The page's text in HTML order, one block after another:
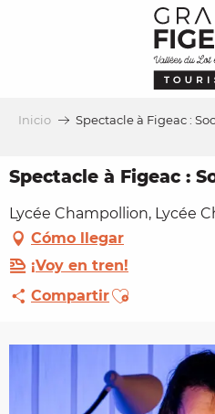
Inicio Spectacle à Figeac :
Spectacle à Figeac :
Lycée Champollion, Lycée
Cómo llegar
¡Voy en tren!
CompartirAjouter aux